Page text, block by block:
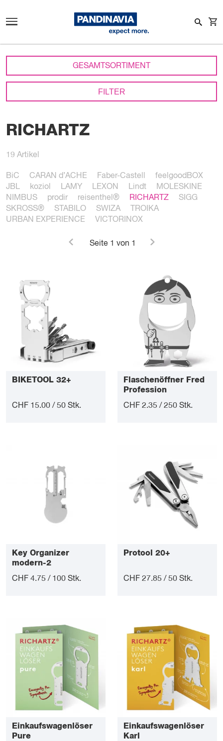
GESAMTSORTIMENT
FILTER
RICHARTZ
19 Artikel
BiC CARAN d’ACHE Faber-Castell
feelgoodBOX
JBL
koziol LAMY LEXON Lindt
MOLESKINE
NIMBUS
prodir reisenthel® RICHARTZ
SIGG
SKROSS®
STABILO SWIZA
TROIKA
URBAN EXPERIENCE
VICTORINOX
Seite 1 von 1
BIKETOOL 32+
CHF 15.00 / 50 Stk.
Flaschenöffner Fred
Profession
CHF 2.35 / 250 Stk.
Key Organizer
modern-2
CHF 4.75 / 100 Stk.
Protool 20+
CHF 27.85 / 50 Stk.
Einkaufswagenlöser
Pure
Einkaufswagenlöser
Karl